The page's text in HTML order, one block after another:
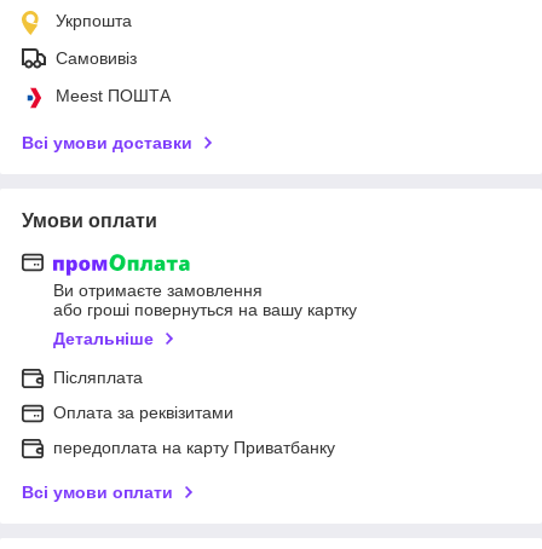
Укрпошта
Самовивіз
Meest ПОШТА
Всі умови доставки
Умови оплати
Ви отримаєте замовлення
або гроші повернуться на вашу картку
Детальніше
Післяплата
Оплата за реквізитами
передоплата на карту Приватбанку
Всі умови оплати